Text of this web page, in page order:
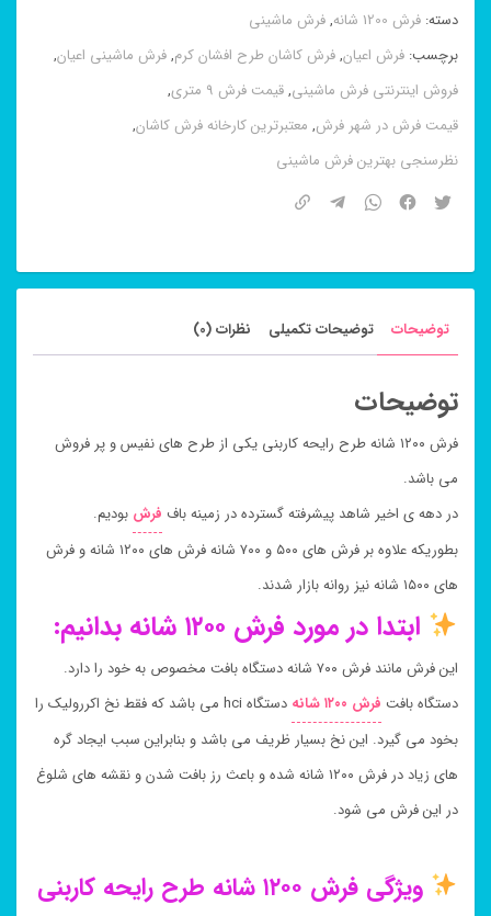
طرح
رایحه
کاربنی
عدد
دسته: فرش 1200 شانه ,فرش ماشینی
برچسب: فرش اعیان,فرش کاشان طرح افشان کرم,فرش ماشینی اعیان,
فروش اینترنتی فرش ماشینی,قیمت فرش 9 متری
,
قیمت فرش در شهر فرش, معتبرترین کارخانه فرش کاشان,
نظرسنجی بهترین فرش ماشینی
توضیحات توضیحات تکمیلی نظرات (0)
توضیحات
فرش ۱۲۰۰ شانه طرح رایحه کاربنی یکی از طرح های نفیس و پر فروش
می باشد.
در دهه ی اخیر شاهد پیشرفته گسترده در زمینه باف فرش بودیم.
بطوریکه علاوه بر فرش های ۵۰۰ و ۷۰۰ شانه فرش های ۱۲۰۰ شانه و فرش
های ۱۵۰۰ شانه نیز روانه بازار شدند.
ابتدا در مورد فرش ۱۲۰۰ شانه بدانیم:
این فرش مانند فرش ۷۰۰ شانه دستگاه بافت مخصوص به خود را دارد.
دستگاه بافت فرش ۱۲۰۰ شانه
دستگاه hci می باشد که فقط نخ اکررولیک را
بخود می گیرد. این نخ بسیار ظریف می باشد و بنابراین سبب ایجاد گره
های زیاد در فرش ۱۲۰۰ شانه شده و باعث رز بافت شدن و نقشه های شلوغ
در این فرش می شود.
ویژگی فرش ۱۲۰۰ شانه طرح رایحه کاربنی